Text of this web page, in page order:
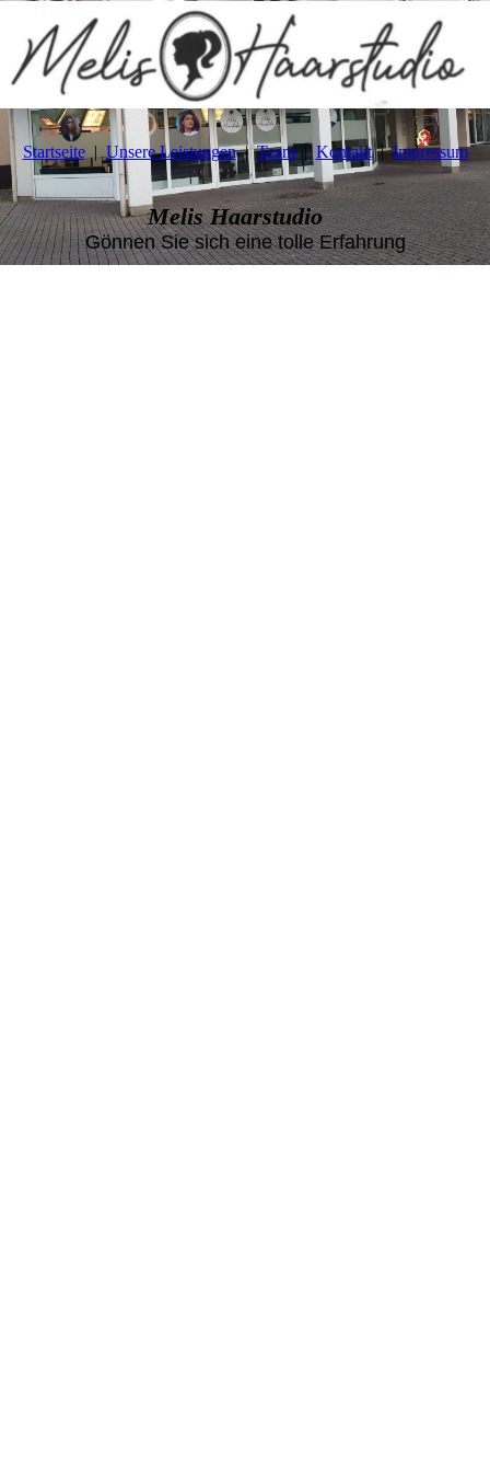
Startseite Unsere Leistungen Team Kontakt Impressum
Melis Haarstudio
Gönnen Sie sich eine tolle Erfahrung